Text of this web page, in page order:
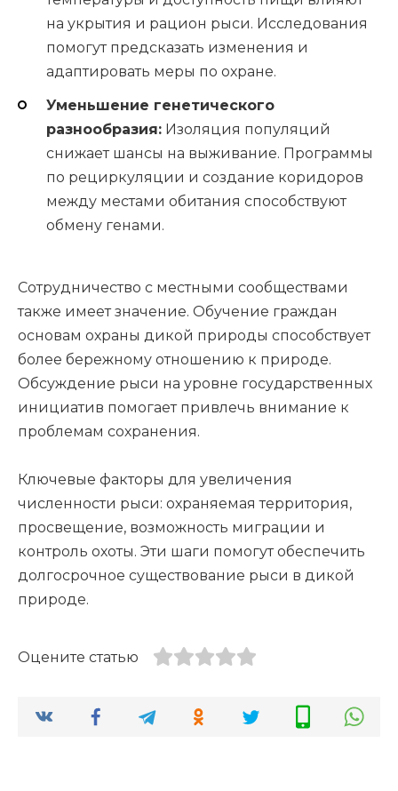
на укрытия и рацион рыси. Исследования
помогут предсказать изменения и
адаптировать меры по охране.
Уменьшение генетического
разнообразия: Изоляция популяций
снижает шансы на выживание. Программы
по рециркуляции и создание коридоров
между местами обитания способствуют
обмену генами.
Сотрудничество с местными сообществами
также имеет значение. Обучение граждан
основам охраны дикой природы способствует
более бережному отношению к природе.
Обсуждение рыси на уровне государственных
инициатив помогает привлечь внимание к
проблемам сохранения.
Ключевые факторы для увеличения
численности рыси: охраняемая территория,
просвещение, возможность миграции и
контроль охоты. Эти шаги помогут обеспечить
долгосрочное существование рыси в дикой
природе.
Оцените статью